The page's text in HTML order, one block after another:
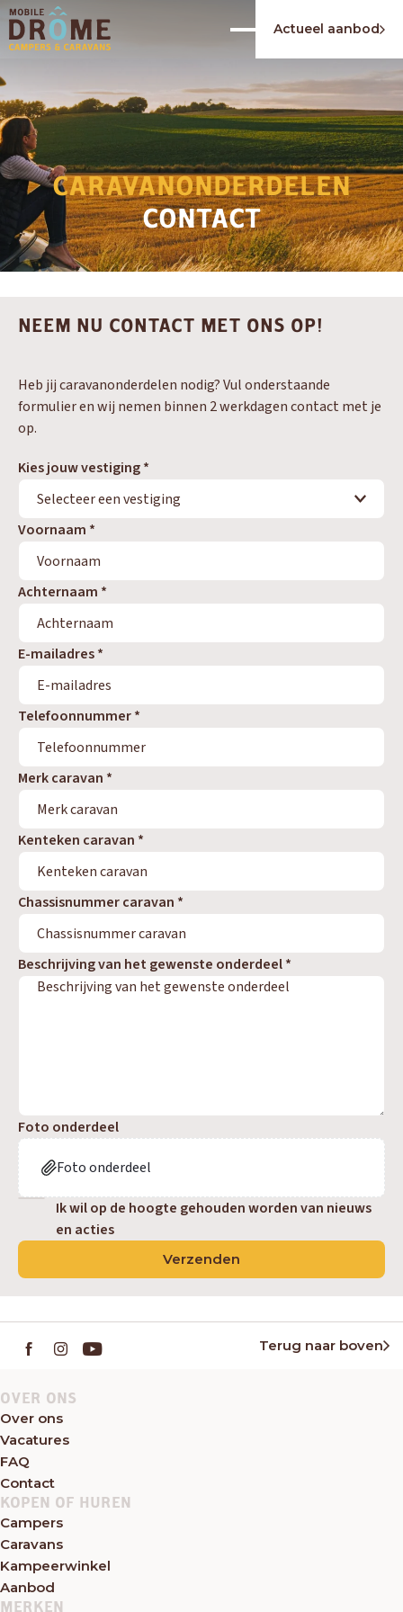
Actueel aanbod
CARAVANONDERDELEN
CONTACT
NEEM NU CONTACT MET ONS OP!
Heb jij caravanonderdelen nodig? Vul onderstaande
formulier en wij nemen binnen 2 werkdagen contact met je
op.
Kies jouw vestiging *
Voornaam *
Achternaam *
E-mailadres *
Telefoonnummer *
Merk caravan *
Kenteken caravan *
Chassisnummer caravan *
Beschrijving van het gewenste onderdeel *
Foto onderdeel
Foto onderdeel
Ik wil op de hoogte gehouden worden van nieuws
en acties
Verzenden
OUD GASTEL
AdriaEriba HymerKnaus
Terug naar boven
OVER ONS
Over ons
Vacatures
FAQ
Contact
KOPEN OF HUREN
Campers
Caravans
Kampeerwinkel
Aanbod
MERKEN